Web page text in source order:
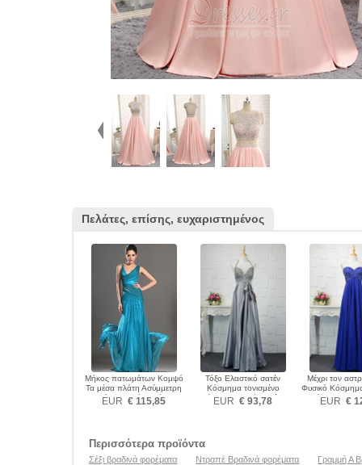
Πελάτες, επίσης, ευχαριστημένος
Μήκος πατωμάτων Κομψό
Τα μέσα πλάτη Ασύμμετρη
λαιμό Βραδινά φορέματα
EUR € 115,85
Τόξο Ελαστικό σατέν
Κόσμημα τονισμένο
μπούστο Βραδινά φορέματα
EUR € 93,78
Μέχρι τον
Φυσικό
μπούστο
EUR €
Περισσότερα προϊόντα
Σέξι βραδινά φορέματα Ντραπέ Βραδινά φορέματα
Γραμμή Α